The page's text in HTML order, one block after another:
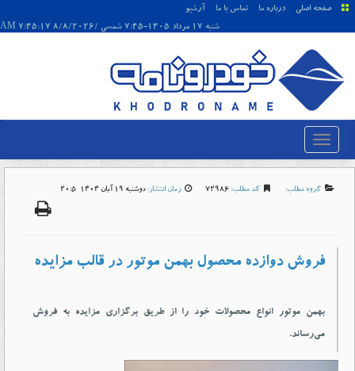
صفحه اصلی درباره ما تماس با ما
آرشیو
شنبه 17 مرداد 1405-7:45 شمسی /8/8/2026 7:45:17 AM
گروه مطلب: کد مطلب: 72986 زمان انتشار: دوشنبه 19 آبان 1404-20:5
فروش دوازده محصول بهمن موتور در قالب مزایده
بهمن موتور انواع محصولات خود را از طریق برگزاری مزایده به فروش
می‌رساند.